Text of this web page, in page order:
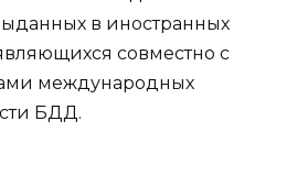
в иностранных
совместно с
международных
БДД.